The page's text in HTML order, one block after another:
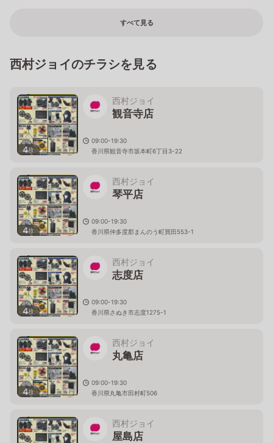
すべて見る
西村ジョイのチラシを見る
4枚
西村ジョイ
観音寺店
09:00-19:30
香川県観音寺市坂本町6丁目3-22
4枚
西村ジョイ
琴平店
09:00-19:30
香川県仲多度郡まんのう町買田553-1
4枚
西村ジョイ
志度店
09:00-19:30
香川県さぬき市志度1275-1
4枚
西村ジョイ
丸亀店
09:00-19:30
香川県丸亀市田村町506
西村ジョイ
屋島店